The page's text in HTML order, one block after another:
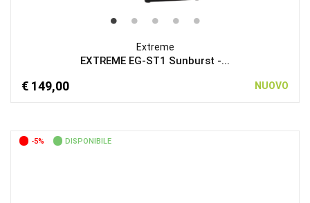
Extreme
EXTREME EG-ST1 Sunburst -...
€ 149,00 NUOVO
-5% DISPONIBILE